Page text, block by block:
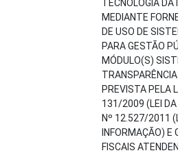
TECNOLOGIA DA
MEDIANTE
DE USO DE
PARA GESTÃO
MÓDULO(S)
TRANSPARÊNCIA
PREVISTA PELA
131/2009 (LEI DA
Nº 12.527/2011
INFORMAÇÃO) E
FISCAIS